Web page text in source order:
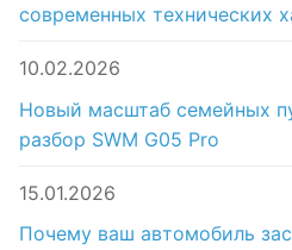
современных технических
10.02.2026
Новый масштаб семейных
разбор SWM G05 Pro
15.01.2026
Почему ваш автомобиль